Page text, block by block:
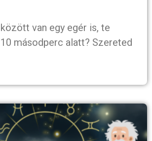
van egy egér is, te
másodperc alatt? Szereted